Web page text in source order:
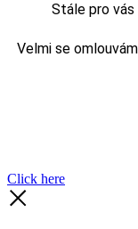
Stále pro vás
Velmi se
Click here